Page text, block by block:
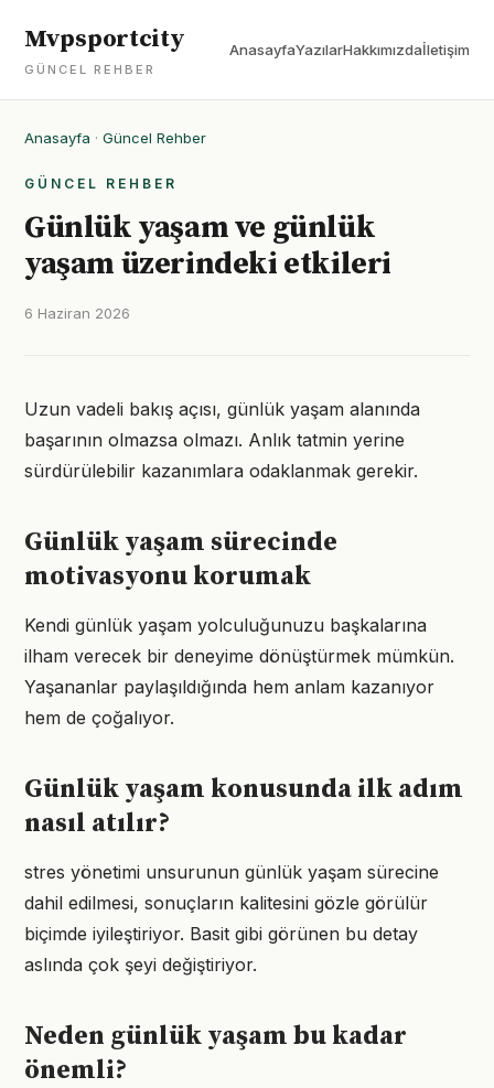
Mvpsportcity
GÜNCEL REHBER
AnasayfaYazılarHakkımızdaİletişim
Anasayfa · Güncel Rehber
GÜNCEL REHBER
Günlük yaşam ve günlük
yaşam üzerindeki etkileri
6 Haziran 2026
Uzun vadeli bakış açısı, günlük yaşam alanında
başarının olmazsa olmazı. Anlık tatmin yerine
sürdürülebilir kazanımlara odaklanmak gerekir.
Günlük yaşam sürecinde
motivasyonu korumak
Kendi günlük yaşam yolculuğunuzu başkalarına
ilham verecek bir deneyime dönüştürmek mümkün.
Yaşananlar paylaşıldığında hem anlam kazanıyor
hem de çoğalıyor.
Günlük yaşam konusunda ilk adım
nasıl atılır?
stres yönetimi unsurunun günlük yaşam sürecine
dahil edilmesi, sonuçların kalitesini gözle görülür
biçimde iyileştiriyor. Basit gibi görünen bu detay
aslında çok şeyi değiştiriyor.
Neden günlük yaşam bu kadar
önemli?